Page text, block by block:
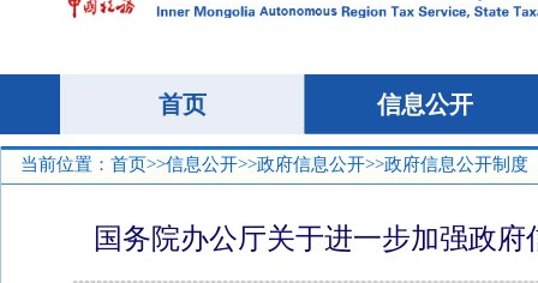
当前位置： 首页>>信息公开>>政府信息公开>>政府信息公开制度
国务院办公厅关于进一步加强政